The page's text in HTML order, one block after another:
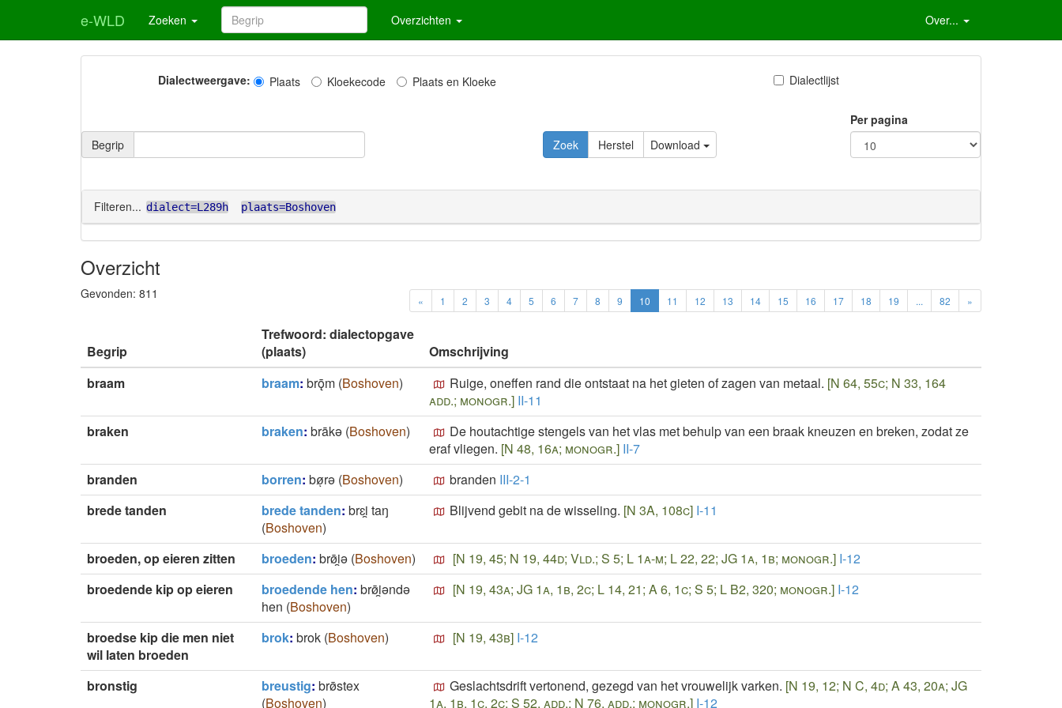
e-WLD Zoeken Overzichten Over...
Dialectweergave: Plaats Kloekecode Plaats en Kloeke Dialectlijst
Begrip Zoek Herstel Download
Per pagina
Filteren... dialect=L289h plaats=Boshoven
Overzicht
Gevonden: 811 « 1 2 3 4 5 6 7 8 9 10 11 12 13 14 15 16 17 18 19 ... 82 »
Begrip
Trefwoord: dialectopgave
(plaats)
Omschrijving
braam
braam: brǭm (Boshoven) Ruige, oneffen rand die ontstaat na het gieten of zagen van metaal. [N 64, 55c; N 33, 164
add.; monogr.] II-11
braken
braken: brākǝ (Boshoven)
De houtachtige stengels van het vlas met behulp van een braak kneuzen en breken, zodat ze
eraf vliegen. [N 48, 16a; monogr.] II-7
branden
borren: bøͅrə (Boshoven) branden III-2-1
brede tanden
brede tanden: brɛi̯ taŋ
(Boshoven)
Blijvend gebit na de wisseling. [N 3A, 108c] I-11
broeden, op eieren zitten broeden: brø̄i̯ǝ (Boshoven) [N 19, 45; N 19, 44d; Vld.; S 5; L 1a-m; L 22, 22; JG 1a, 1b; monogr.] I-12
broedende kip op eieren
broedende hen: brø̄i̯ǝndǝ
hen (Boshoven)
[N 19, 43a; JG 1a, 1b, 2c; L 14, 21; A 6, 1c; S 5; L B2, 320; monogr.] I-12
broedse kip die men niet
wil laten broeden
brok: brok (Boshoven) [N 19, 43b] I-12
bronstig breustig: brø̄stex
(Boshoven)
Geslachtsdrift vertonend, gezegd van het vrouwelijk varken. [N 19, 12; N C, 4d; A 43, 20a; JG
1a, 1b, 1c, 2c; S 52, add.; N 76, add.; monogr.] I-12